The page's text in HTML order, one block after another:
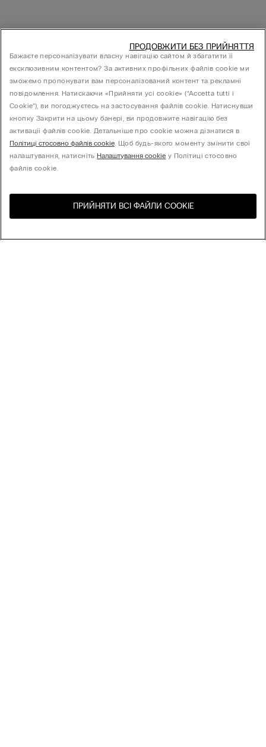
United States
Бажаєте персоналізувати власну навігацію сайтом й збагатити її
ексклюзивним контентом? За активних профільних файлів cookie ми
зможемо пропонувати вам персоналізований контент та рекламні
повідомлення. Натискаючи «Прийняти усі cookie» (“Accetta tutti i
Cookie”), ви погоджуєтесь на застосування файлів cookie. Натиснувши
кнопку Закрити на цьому банері, ви продовжите навігацію без
активації файлів cookie. Детальніше про cookie можна дізнатися в
Політиці стосовно файлів cookie. Щоб будь-якого моменту змінити свої
налаштування, натиснітьНалаштування cookie у Політиці стосовно
файлів cookie.
ПРИЙНЯТИ ВСІ ФАЙЛИ СOOKIE
ПРОДОВЖИТИ БЕЗ ПРИЙНЯТТЯ